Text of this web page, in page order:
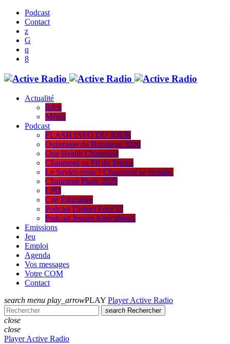
Podcast
Contact
Actualité
Infos
Météo
Podcast
FLASH INFO DU JOUR
Quinzaine du Bricolage 2026
One Health Chaumont
Chaumont au Fil du Temps
Le Saviez-vous ? Chaumont se raconte.
Chaumont Plage 2025
LPO
Cité Éducative
Podcast District Foot 52
Podcast Jeunes Agriculteurs
Emissions
Jeu
Emploi
Agenda
Vos messages
Votre COM
Contact
search menu play_arrowPLAY Player Active Radio
search Rechercher
close
close
Player Active Radio